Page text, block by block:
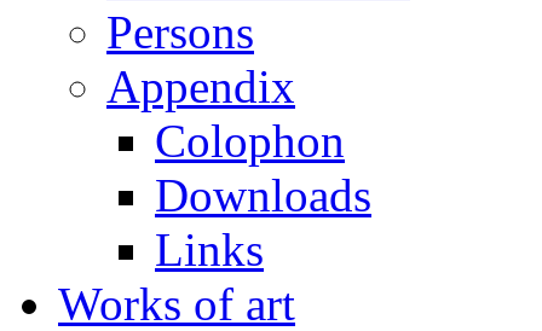
Persons
Appendix
Colophon
Downloads
Links
Works of art